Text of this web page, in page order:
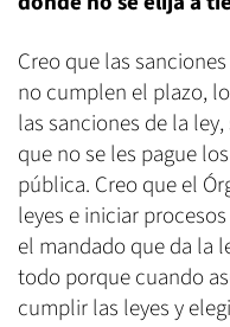
Creo que las
no cumplen el plazo,
las sanciones de la
que no se les pague
pública. Creo que el
leyes e iniciar
el mandado que da la
todo porque cuando
cumplir las leyes y